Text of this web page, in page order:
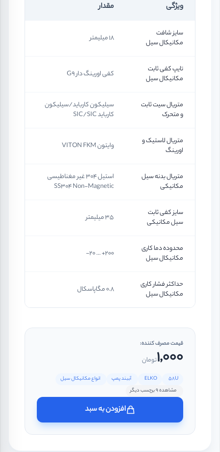
ویژگی مقدار
سایز شافت
مکانیکال سیل
18 میلیمتر
تایپ کفی ثابت
مکانیکال سیل
کفی اورینگ دار G9
متریال سیت ثابت
و متحرک
سیلیکون کارباید/سیلیکون
کارباید SIC/SIC
متریال لاستیک و
اورینگ
وایتون VITON FKM
متریال بدنه سیل
مکانیکی
استیل 304 غیر مغناطیسی
SS304 Non-Magnetic
سایز کفی ثابت
سیل مکانیکی
35 میلیمتر
محدوده دما کاری
مکانیکال سیل
200+ ... 20-
حداکثر فشار کاری
مکانیکال سیل
0.8 مگاپاسکال
قیمت مصرف کننده:
1,000تومان
58U
ELKO آببند پمپ
انواع مکانیکال سیل
مشاهده 9 برچسب دیگر
افزودن به سبد